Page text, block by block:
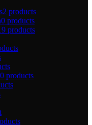
2 products
0 products
products
0 products